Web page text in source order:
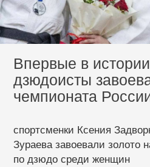
Впервые в
дзюдоисты
чемпионата
спортсменки Ксения
Зураева завоевали золото
по дзюдо среди женщин